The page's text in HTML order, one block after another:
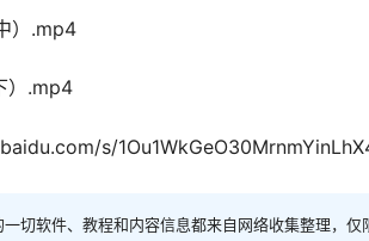
）.mp4
）.mp4
s/
切软件、教程和内容信息都来自网络收集整理，